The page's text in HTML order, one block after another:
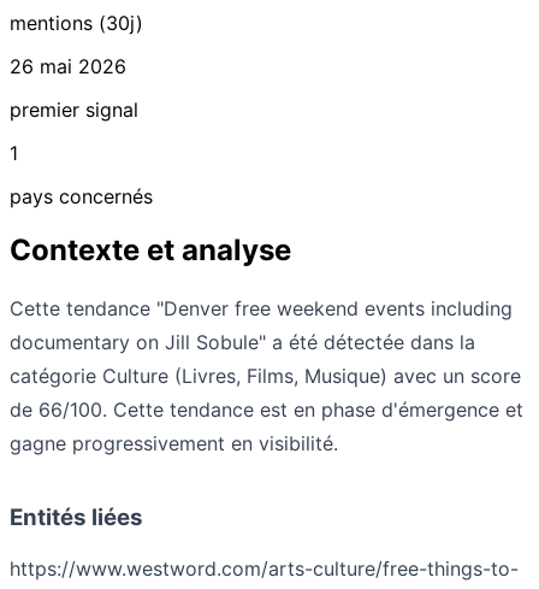
mentions (30j)
26 mai 2026
premier signal
1
pays concernés
Contexte et analyse
Cette tendance "Denver free weekend events including
documentary on Jill Sobule" a été détectée dans la
catégorie Culture (Livres, Films, Musique) avec un score
de 66/100. Cette tendance est en phase d'émergence et
gagne progressivement en visibilité.
Entités liées
https://www.westword.com/arts-culture/free-things-to-